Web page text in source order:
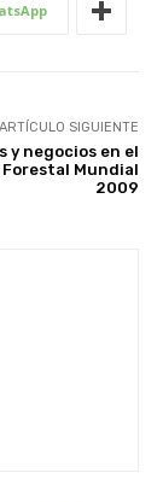
ARTÍCULO SIGUIENTE
y negocios en el
Forestal Mundial
2009